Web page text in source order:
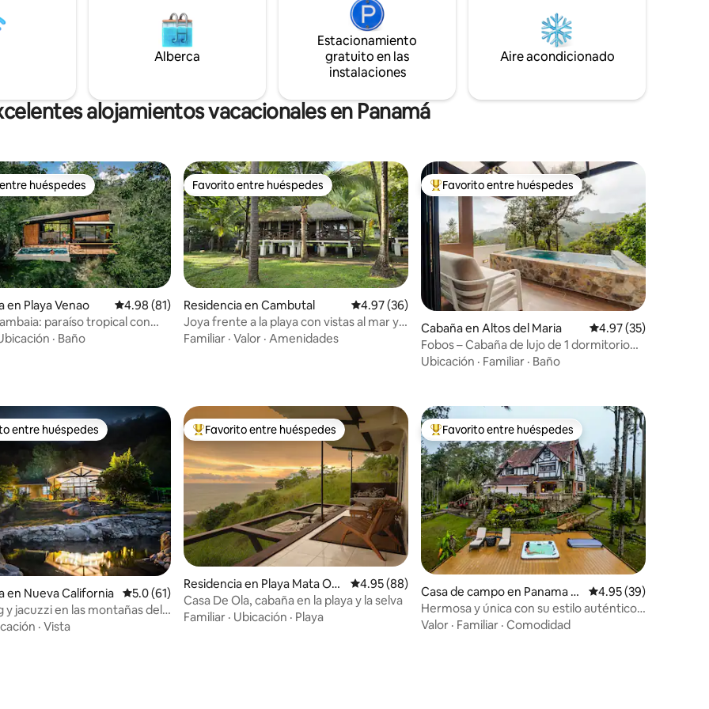
la vida silvestre.
del agua y del acceso al arrecife desde tu
propia terraza. Luminosa y espaciosa,
100 % ecológica.
abrir nuestra nueva terraza cerca de la
casa para alojar grupos más grandes y
celebrar retiros.
Alberca
Estacionamiento
gratuito en las
instalaciones
Aire acondicionado
alojamientos vacacionales en Panamá
de 5; 64 evaluaciones
huéspedes
huéspedes
en Playa Venao Calificación promedio: 4.98 de 5; 81 evaluaciones
4.98 (81)
paraíso tropical con
y piscina
· Baño
Favorito entre huéspedes
Favorito entre huéspedes
Residencia en Cambutal Calificación promedio: 4.97 de 5; 36 evaluaciones
4.97 (36)
Joya frente a la playa con vistas al mar y
acceso privilegiado al surf
Familiar · Valor · Amenidades
De los mejores en Favorito entre huéspedes
Favorito entre huéspedes
Cabaña en Altos del Maria Calificación
4.97 (35)
Fobos – Cabaña de lujo de 1 dormitorio
con piscina climatizada
Ubicación · Familiar · Baño
de 5; 85 evaluaciones
en Favorito entre huéspedes
entre huéspedes
en Nueva California Calificación promedio: 5.0 de 5; 61 evaluaciones
5.0 (61)
y jacuzzi en las montañas del
· Vista
De los mejores en Favorito entre huéspedes
Favorito entre huéspedes
Residencia en Playa Mata Osc
ura
Calificación promedio: 4.95 de 5; 88 evaluaciones
4.95 (88)
Casa De Ola, cabaña en la playa y la selva
Familiar · Ubicación · Playa
De los mejores en Favorito entre huéspedes
Favorito entre huéspedes
Casa de campo en Panama Ci
ty
Calificación
4.95 (39)
Hermosa y única con su estilo auténtico
Cerro Azul
Valor · Familiar · Comodidad